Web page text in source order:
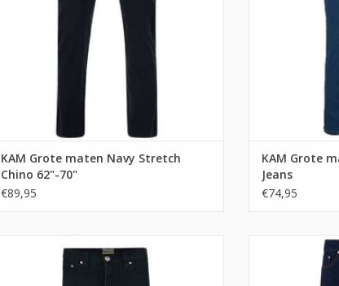
KAM Grote maten Navy Stretch
Chino 62"-70"
€89,95
KAM Grote
Jeans
€74,95